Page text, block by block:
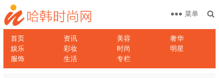
首页 资讯 美容
奢华
娱乐
彩妆 时尚
明星
服饰
生活 专栏
菜单